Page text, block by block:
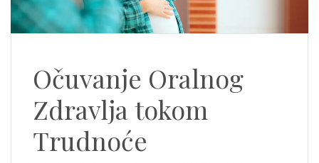
Očuvanje Oralnog
Zdravlja tokom
Trudnoće